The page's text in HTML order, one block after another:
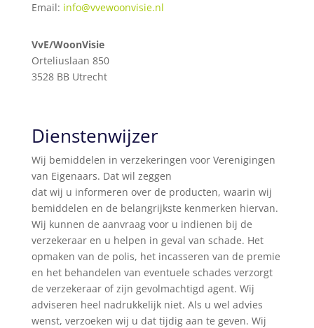
Email: info@vvewoonvisie.nl
VvE/WoonVisie
Orteliuslaan 850
3528 BB Utrecht
Dienstenwijzer
Wij bemiddelen in verzekeringen voor Verenigingen
van Eigenaars. Dat wil zeggen
dat wij u informeren over de producten, waarin wij
bemiddelen en de belangrijkste kenmerken hiervan.
Wij kunnen de aanvraag voor u indienen bij de
verzekeraar en u helpen in geval van schade. Het
opmaken van de polis, het incasseren van de premie
en het behandelen van eventuele schades verzorgt
de verzekeraar of zijn gevolmachtigd agent. Wij
adviseren heel nadrukkelijk niet. Als u wel advies
wenst, verzoeken wij u dat tijdig aan te geven. Wij